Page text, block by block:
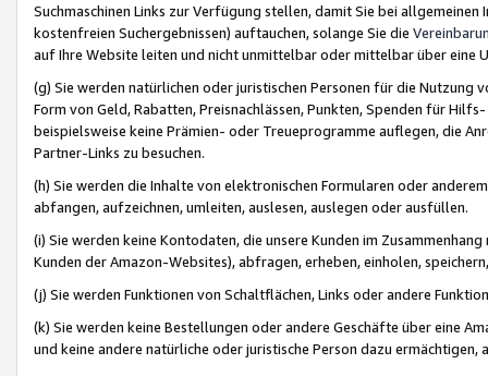
Suchmaschinen Links zur Verfügung stellen, damit Sie bei
kostenfreien Suchergebnissen) auftauchen, solange Sie die
auf Ihre Website leiten und nicht unmittelbar oder mittelbar über eine
(g) Sie werden natürlichen oder juristischen Personen für die Nutzung
Form von Geld, Rabatten, Preisnachlässen, Punkten, Spenden für
beispielsweise keine Prämien- oder Treueprogramme auflegen, die
Partner-Links zu besuchen.
(h) Sie werden die Inhalte von elektronischen Formularen oder
abfangen, aufzeichnen, umleiten, auslesen, auslegen oder ausfüllen.
(i) Sie werden keine Kontodaten, die unsere Kunden im
Kunden der Amazon-Websites), abfragen, erheben, einholen,
(j) Sie werden Funktionen von Schaltflächen, Links oder andere
(k) Sie werden keine Bestellungen oder andere Geschäfte über eine
und keine andere natürliche oder juristische Person dazu